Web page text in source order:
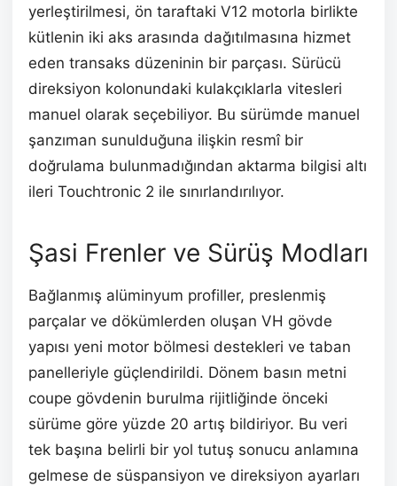
yerleştirilmesi, ön taraftaki V12 motorla birlikte
kütlenin iki aks arasında dağıtılmasına hizmet
eden transaks düzeninin bir parçası. Sürücü
direksiyon kolonundaki kulakçıklarla vitesleri
manuel olarak seçebiliyor. Bu sürümde manuel
şanzıman sunulduğuna ilişkin resmî bir
doğrulama bulunmadığından aktarma bilgisi altı
ileri Touchtronic 2 ile sınırlandırılıyor.
Şasi Frenler ve Sürüş Modları
Bağlanmış alüminyum profiller, preslenmiş
parçalar ve dökümlerden oluşan VH gövde
yapısı yeni motor bölmesi destekleri ve taban
panelleriyle güçlendirildi. Dönem basın metni
coupe gövdenin burulma rijitliğinde önceki
sürüme göre yüzde 20 artış bildiriyor. Bu veri
tek başına belirli bir yol tutuş sonucu anlamına
gelmese de süspansiyon ve direksiyon ayarları